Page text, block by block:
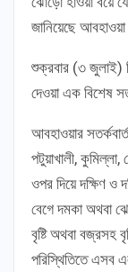
জানিয়েছে
শুক্রবার (৩ জুলাই)
দেওয়া এক বিশেষ
আবহাওয়ার
পটুয়াখালী, কুমিল্লা,
ওপর দিয়ে দক্ষিণ ও
বেগে দমকা অথবা
বৃষ্টি অথবা বজ্রসহ
পরিস্থিতিতে এসব